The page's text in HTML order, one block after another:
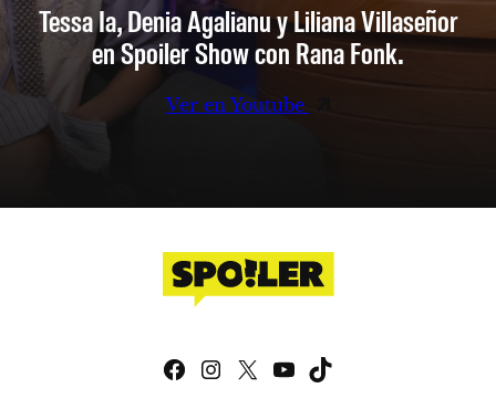
Tessa Ia, Denia Agalianu y Liliana Villaseñor
en Spoiler Show con Rana Fonk.
Ver en Youtube
Facebook
Instagram
X YouTube